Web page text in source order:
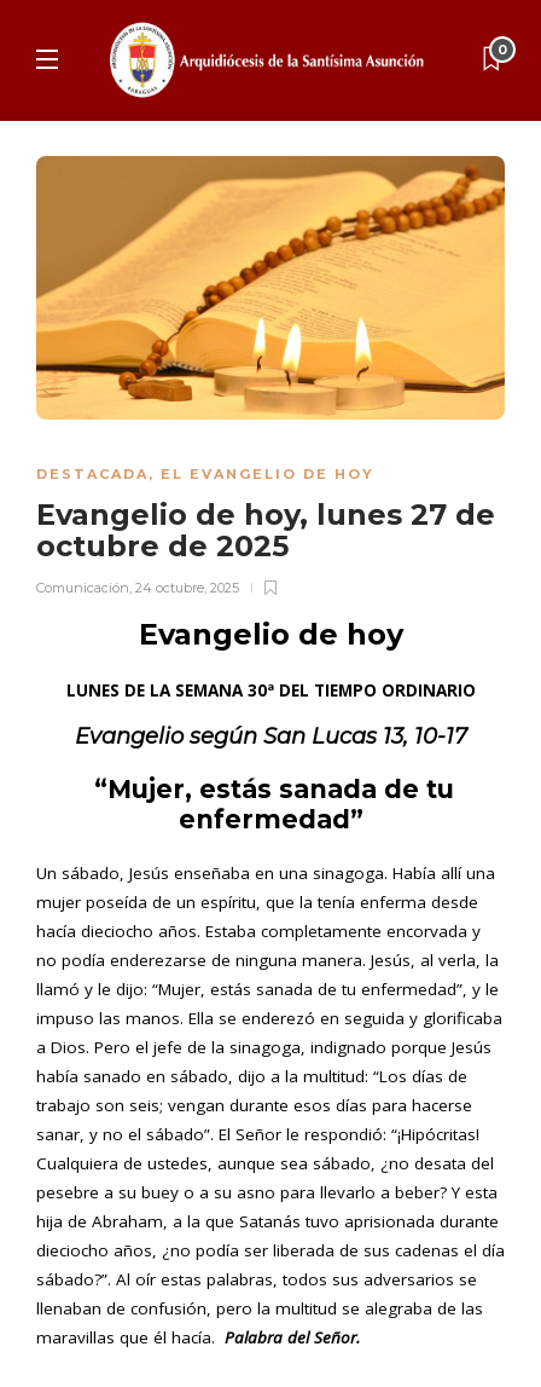
0
DESTACADA, EL EVANGELIO DE HOY
Evangelio de hoy, lunes 27 de
octubre de 2025
Comunicación, 24 octubre, 2025
Evangelio de hoy
LUNES DE LA SEMANA 30ª DEL TIEMPO ORDINARIO
Evangelio según San Lucas 13, 10-17
“Mujer, estás sanada de tu
enfermedad”
Un sábado, Jesús enseñaba en una sinagoga. Había allí una
mujer poseída de un espíritu, que la tenía enferma desde
hacía dieciocho años. Estaba completamente encorvada y
no podía enderezarse de ninguna manera. Jesús, al verla, la
llamó y le dijo: “Mujer, estás sanada de tu enfermedad”, y le
impuso las manos. Ella se enderezó en seguida y glorificaba
a Dios. Pero el jefe de la sinagoga, indignado porque Jesús
había sanado en sábado, dijo a la multitud: “Los días de
trabajo son seis; vengan durante esos días para hacerse
sanar, y no el sábado”. El Señor le respondió: “¡Hipócritas!
Cualquiera de ustedes, aunque sea sábado, ¿no desata del
pesebre a su buey o a su asno para llevarlo a beber? Y esta
hija de Abraham, a la que Satanás tuvo aprisionada durante
dieciocho años, ¿no podía ser liberada de sus cadenas el día
sábado?”. Al oír estas palabras, todos sus adversarios se
llenaban de confusión, pero la multitud se alegraba de las
maravillas que él hacía. Palabra del Señor.